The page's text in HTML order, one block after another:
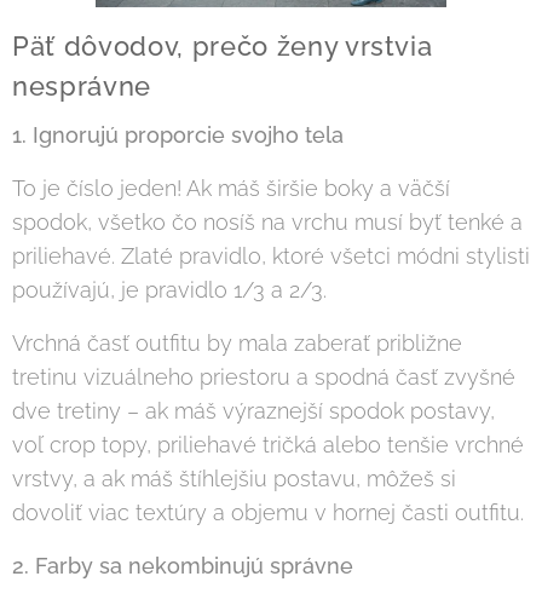
Päť dôvodov, prečo ženy vrstvia
nesprávne
1. Ignorujú proporcie svojho tela
To je číslo jeden! Ak máš širšie boky a väčší
spodok, všetko čo nosíš na vrchu musí byť tenké a
priliehavé. Zlaté pravidlo, ktoré všetci módni stylisti
používajú, je pravidlo 1/3 a 2/3.
Vrchná časť outfitu by mala zaberať približne
tretinu vizuálneho priestoru a spodná časť zvyšné
dve tretiny – ak máš výraznejší spodok postavy,
voľ crop topy, priliehavé tričká alebo tenšie vrchné
vrstvy, a ak máš štíhlejšiu postavu, môžeš si
dovoliť viac textúry a objemu v hornej časti outfitu.
2. Farby sa nekombinujú správne